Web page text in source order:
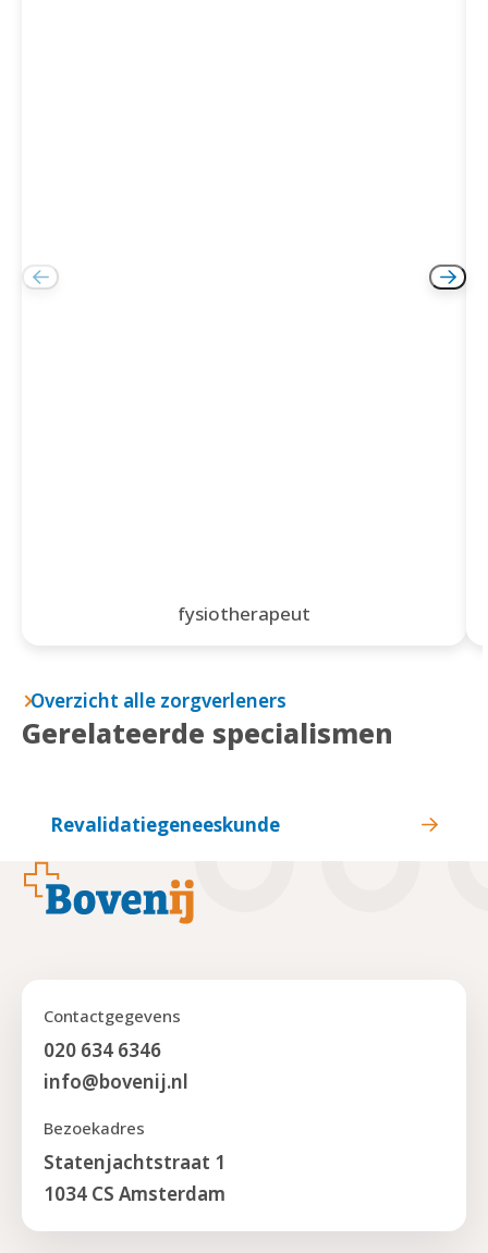
fysiotherapeut
Overzicht alle zorgverleners
Gerelateerde specialismen
Revalidatiegeneeskunde
Footer
Contactgegevens
020 634 6346
info@bovenij.nl
Bezoekadres
Statenjachtstraat 1
1034 CS Amsterdam